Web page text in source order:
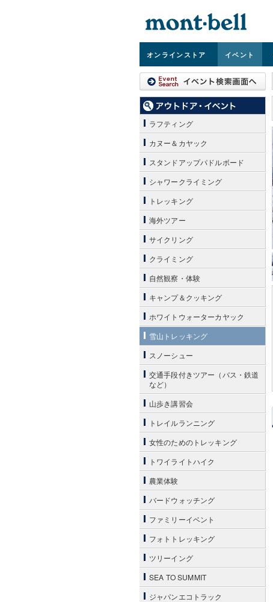
オンラインストア イベント
ラフティング
カヌー＆カヤック
スタンドアップパドルボード
シャワークライミング
トレッキング
海外ツアー
サイクリング
クライミング
自然観察・体験
キャンプ＆クッキング
ホワイトウォーターカヤック
雪山トレッキング
スノーシュー
交通手段付きツアー（バス・鉄道
など）
山歩き講習会
トレイルランニング
女性のためのトレッキング
トワイライトハイク
農業体験
バードウォッチング
ファミリーイベント
フォトトレッキング
ツリーイング
SEA TO SUMMIT
ジャパンエコトラック